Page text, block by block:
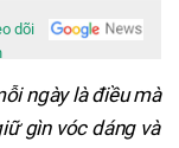
dõi
ngày là điều mà
gìn vóc dáng và